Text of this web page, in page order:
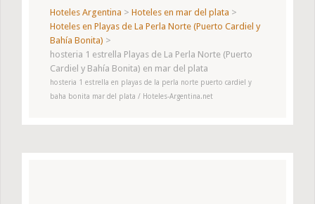
Hoteles Argentina > Hoteles en mar del plata >
Hoteles en Playas de La Perla Norte (Puerto Cardiel y
Bahía Bonita) >
hosteria 1 estrella Playas de La Perla Norte (Puerto
Cardiel y Bahía Bonita) en mar del plata
hosteria 1 estrella en playas de la perla norte puerto cardiel y
baha bonita mar del plata / Hoteles-Argentina.net